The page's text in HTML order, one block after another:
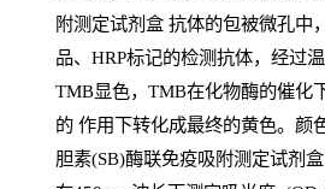
附测定试剂盒抗体的包被微孔中
品、 HRP标记的检测抗体，经过
TMB显色， TMB在化物酶的催化
的 作用下转化成最终的黄色。颜
胆素(SB)酶联免疫吸附测定试剂盒